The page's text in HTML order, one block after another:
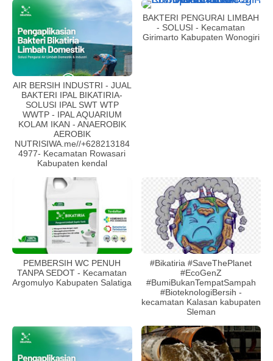
AIR BERSIH INDUSTRI - JUAL
BAKTERI IPAL BIKATIRIA-
SOLUSI IPAL SWT WTP
WWTP - IPAL AQUARIUM
KOLAM IKAN - ANAEROBIK
AEROBIK
NUTRISIWA.me//+628213184
4977- Kecamatan Rowasari
Kabupaten kendal
BAKTERI PENGURAI LIMBAH
- SOLUSI - Kecamatan
Girimarto Kabupaten Wonogiri
PEMBERSIH WC PENUH
TANPA SEDOT - Kecamatan
Argomulyo Kabupaten Salatiga
#Bikatiria #SaveThePlanet
#EcoGenZ
#BumiBukanTempatSampah
#BioteknologiBersih -
kecamatan Kalasan kabupaten
Sleman